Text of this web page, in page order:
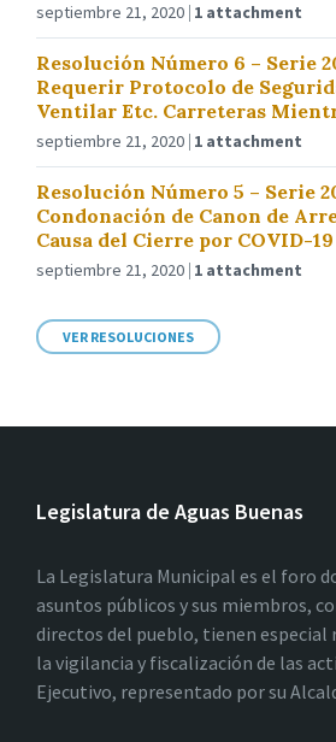
septiembre 21, 2020 1 attachment
Resolución Número 6 – Serie
Requerir Protocolo de
Ventilar Etc. Carreteras
septiembre 21, 2020 1 attachment
Resolución Número 5 – Serie
Condonación de Canon de
Causa del Cierre por COVID-19
septiembre 21, 2020 1 attachment
VER RESOLUCIONES
Legislatura de Aguas Buenas
La Legislatura Municipal es el foro
asuntos públicos y sus miembros,
directos del pueblo, tienen especial
la vigilancia y fiscalización de las
Ejecutivo, representado por su